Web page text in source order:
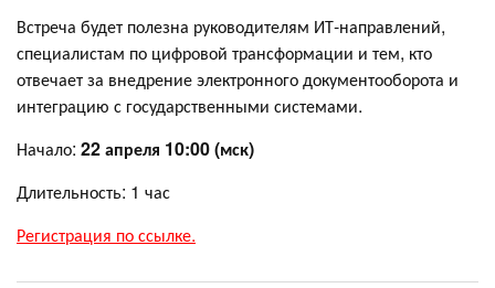
Встреча будет полезна руководителям ИТ-направлений,
специалистам по цифровой трансформации и тем, кто
отвечает за внедрение электронного документооборота и
интеграцию с государственными системами.
Начало: 22 апреля 10:00 (мск)
Длительность: 1 час
Регистрация по ссылке.